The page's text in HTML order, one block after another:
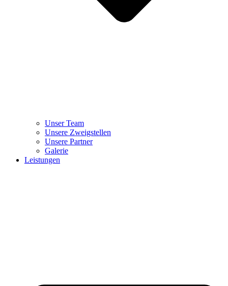
Unser Team
Unsere Zweigstellen
Unsere Partner
Galerie
Leistungen